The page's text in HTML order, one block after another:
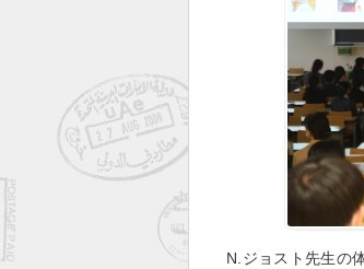
N.ジョスト先生の